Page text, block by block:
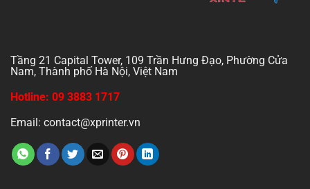
Tầng 21 Capital Tower, 109 Trần Hưng Đạo, Phường Cửa
Nam, Thành phố Hà Nội, Việt Nam
Hotline: 09 3883 1717
Email: contact@xprinter.vn